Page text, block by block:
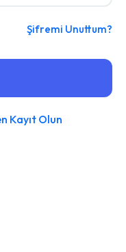
Şifremi Unuttum?
Kayıt Olun